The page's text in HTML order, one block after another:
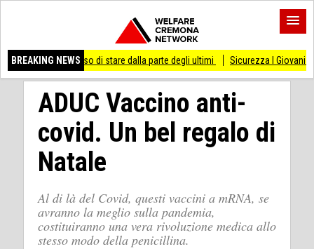
BREAKING NEWS
di stare dalla parte degli ultimi Sicurezza I Giovani Democratici
ADUC Vaccino anti-
covid. Un bel regalo di
Natale
Al di là del Covid, questi vaccini a mRNA, se
avranno la meglio sulla pandemia,
costituiranno una vera rivoluzione medica allo
stesso modo della penicillina.